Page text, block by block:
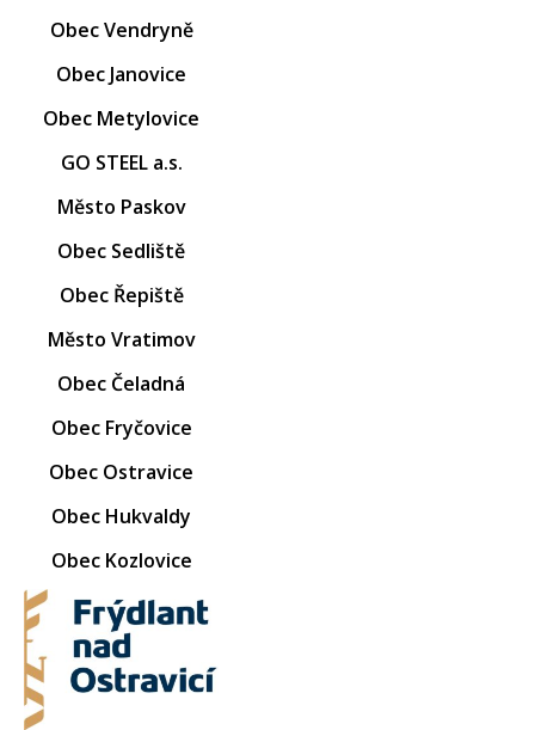
Obec Vendryně
Obec Janovice
Obec Metylovice
GO STEEL a.s.
Město Paskov
Obec Sedliště
Obec Řepiště
Město Vratimov
Obec Čeladná
Obec Fryčovice
Obec Ostravice
Obec Hukvaldy
Obec Kozlovice